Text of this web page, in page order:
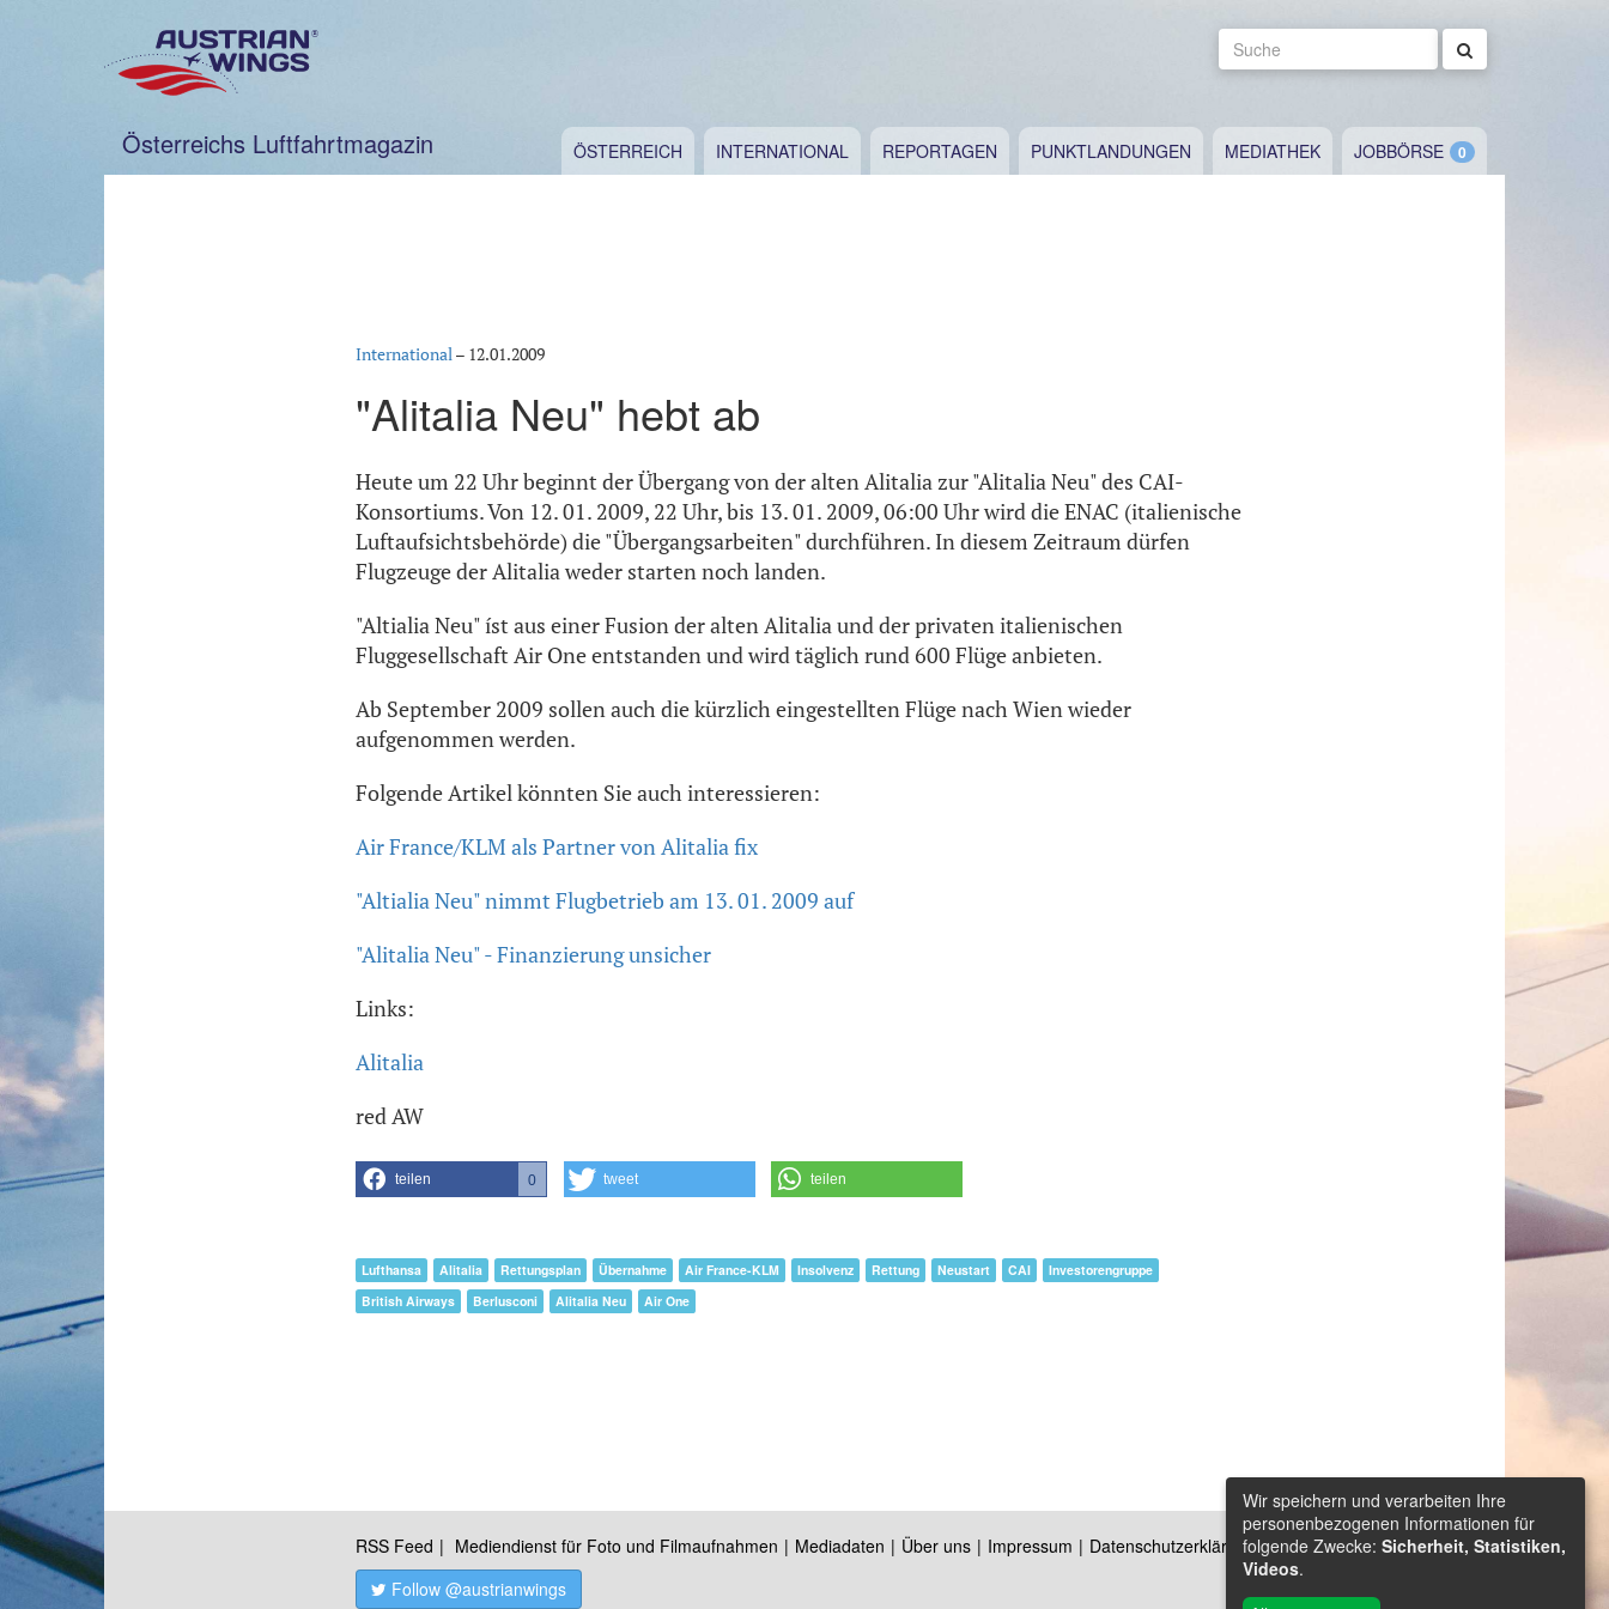
Suche
Österreichs Luftfahrtmagazin ÖSTERREICH INTERNATIONAL REPORTAGEN PUNKTLANDUNGEN MEDIATHEK JOBBÖRSE
International– 12.01.2009
"Alitalia Neu" hebt ab
Heute um 22 Uhr beginnt der Übergang von der alten Alitalia zur "Alitalia Neu" des CAI-
Konsortiums. Von 12. 01. 2009, 22 Uhr, bis 13. 01. 2009, 06:00 Uhr wird die ENAC (italienische
Luftaufsichtsbehörde) die "Übergangsarbeiten" durchführen. In diesem Zeitraum dürfen
Flugzeuge der Alitalia weder starten noch landen.
"Altialia Neu" íst aus einer Fusion der alten Alitalia und der privaten italienischen
Fluggesellschaft Air One entstanden und wird täglich rund 600 Flüge anbieten.
Ab September 2009 sollen auch die kürzlich eingestellten Flüge nach Wien wieder
aufgenommen werden.
Folgende Artikel könnten Sie auch interessieren:
Air France/KLM als Partner von Alitalia fix
"Altialia Neu" nimmt Flugbetrieb am 13. 01. 2009 auf
"Alitalia Neu" - Finanzierung unsicher
Links:
Alitalia
red AW
teilen 0 tweet teilen
Lufthansa Alitalia Rettungsplan Übernahme Air France-KLM Insolvenz Rettung Neustart CAI
Investorengruppe
British Airways
Berlusconi Alitalia Neu Air One
RSS Feed Mediendienst für Foto und Filmaufnahmen Mediadaten Über uns Impressum Datenschutzerklärung
Kontakt
Follow @austrianwings
Wir speichern und verarbeiten Ihre
personenbezogenen Informationen für
folgende Zwecke: Sicherheit, Statistiken,
Videos.